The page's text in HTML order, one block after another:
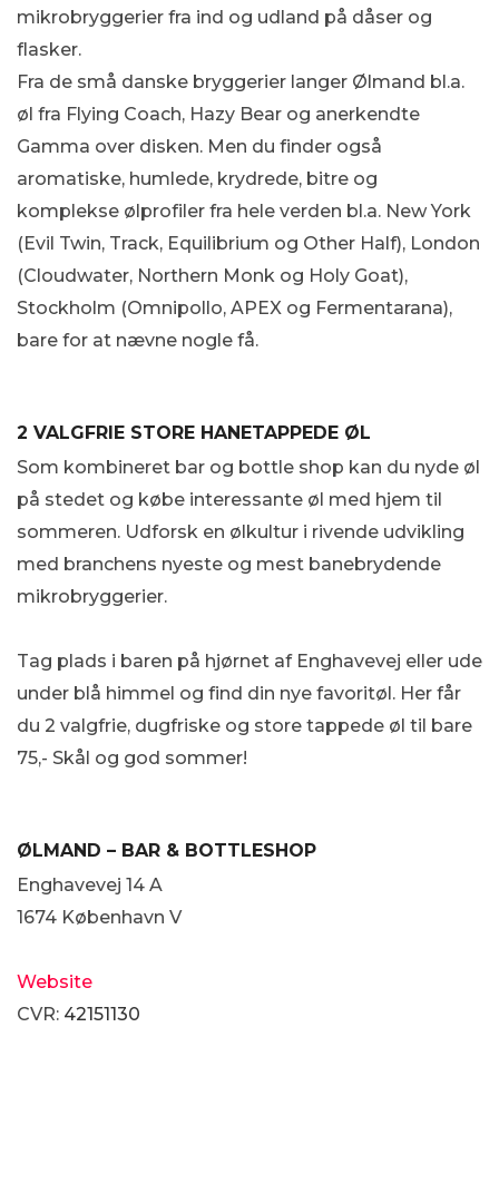
mikrobryggerier fra ind og udland på dåser og
flasker.
Fra de små danske bryggerier langer Ølmand bl.a.
øl fra Flying Coach, Hazy Bear og anerkendte
Gamma over disken. Men du finder også
aromatiske, humlede, krydrede, bitre og
komplekse ølprofiler fra hele verden bl.a. New York
(Evil Twin, Track, Equilibrium og Other Half), London
(Cloudwater, Northern Monk og Holy Goat),
Stockholm (Omnipollo, APEX og Fermentarana),
bare for at nævne nogle få.
2 VALGFRIE STORE HANETAPPEDE ØL
Som kombineret bar og bottle shop kan du nyde øl
på stedet og købe interessante øl med hjem til
sommeren. Udforsk en ølkultur i rivende udvikling
med branchens nyeste og mest banebrydende
mikrobryggerier.
Tag plads i baren på hjørnet af Enghavevej eller ude
under blå himmel og find din nye favoritøl. Her får
du 2 valgfrie, dugfriske og store tappede øl til bare
75,- Skål og god sommer!
ØLMAND – BAR & BOTTLESHOP
Enghavevej 14 A
1674 København V
Website
CVR: 42151130